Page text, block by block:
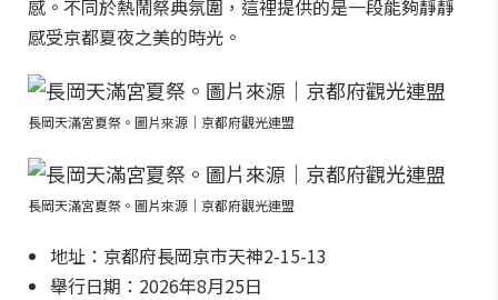
感。不同於熱鬧祭典氛圍，這裡提供的是一段能夠靜靜
感受京都夏夜之美的時光。
長岡天滿宮夏祭。圖片來源｜京都府觀光連盟
長岡天滿宮夏祭。圖片來源｜京都府觀光連盟
地址：京都府長岡京市天神2-15-13
舉行日期：2026年8月25日